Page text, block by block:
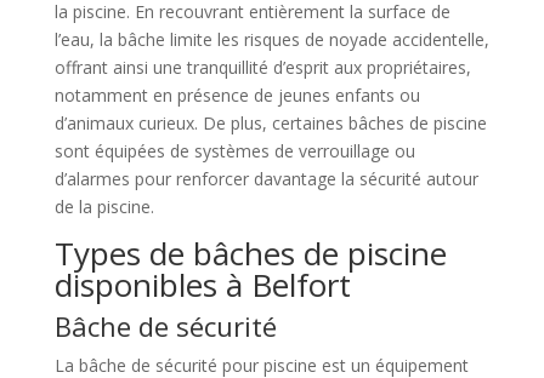
la piscine. En recouvrant entièrement la surface de
l’eau, la bâche limite les risques de noyade accidentelle,
offrant ainsi une tranquillité d’esprit aux propriétaires,
notamment en présence de jeunes enfants ou
d’animaux curieux. De plus, certaines bâches de piscine
sont équipées de systèmes de verrouillage ou
d’alarmes pour renforcer davantage la sécurité autour
de la piscine.
Types de bâches de piscine
disponibles à Belfort
Bâche de sécurité
La bâche de sécurité pour piscine est un équipement